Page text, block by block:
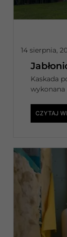
Kaskada
wykonana
CZYTAJ
14 sierpnia,